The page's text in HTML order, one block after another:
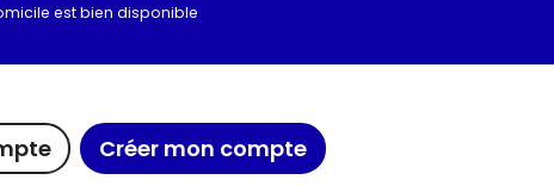
Nous rejoindre
Nous contacter
est bien disponible
Créer mon compte